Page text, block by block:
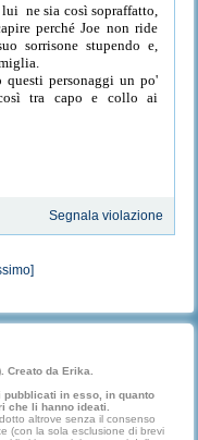
ne sia così sopraffatto,
perché Joe non ride
sorrisone stupendo e,
personaggi un po'
tra capo e collo ai
Segnala violazione
Creato da Erika.
in esso, in quanto
che li hanno ideati.
altrove senza il consenso
(con la sola esclusione di brevi